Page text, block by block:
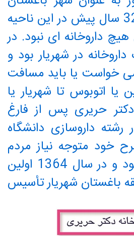
نامیده می شود. 32 سال پیش در این ناحیه
داروخانه ای نبود. در
در شهریار بود و
خواست یا باید مسافت
یا اتوبوس تا شهریار یا
حریری پس از فارغ
داروسازی دانشگاه
خود متوجه نیاز مردم
این منطقه شده بود و در سال 1364 اولین
باغستان شهریار تأسیس